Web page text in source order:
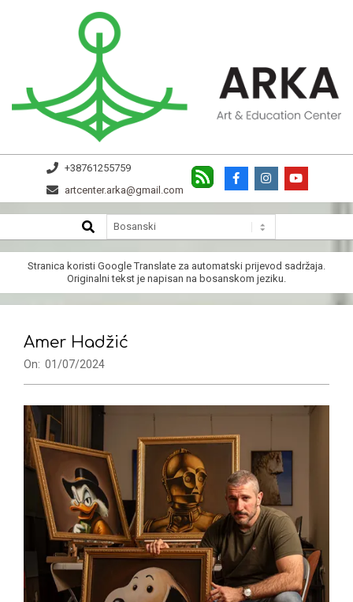
ARKA
+38761255759
artcenter.arka@gmail.com
Navigation
Menu
SEARCH
Stranica koristi Google Translate za automatski prijevod sadržaja.
Originalni tekst je napisan na bosanskom jeziku.
Amer Hadžić
On: 01/07/2024